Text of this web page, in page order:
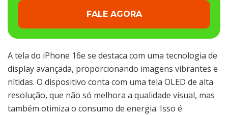
FALE AGORA
A tela do iPhone 16e se destaca com uma tecnologia de
display avançada, proporcionando imagens vibrantes e
nítidas. O dispositivo conta com uma tela OLED de alta
resolução, que não só melhora a qualidade visual, mas
também otimiza o consumo de energia. Isso é